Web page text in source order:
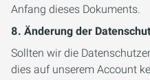
Anfang dieses Dokuments.
8. Änderung der
Sollten wir die
dies auf unserem Account